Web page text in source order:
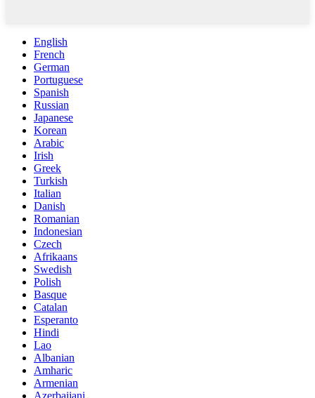
English
French
German
Portuguese
Spanish
Russian
Japanese
Korean
Arabic
Irish
Greek
Turkish
Italian
Danish
Romanian
Indonesian
Czech
Afrikaans
Swedish
Polish
Basque
Catalan
Esperanto
Hindi
Lao
Albanian
Amharic
Armenian
Azerbaijani